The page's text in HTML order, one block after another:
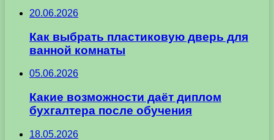
20.06.2026
Как выбрать пластиковую дверь для
ванной комнаты
05.06.2026
Какие возможности даёт диплом
бухгалтера после обучения
18.05.2026